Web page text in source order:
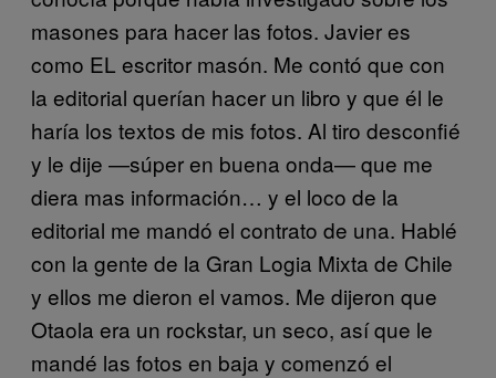
masones para hacer las fotos. Javier es
como EL escritor masón. Me contó que con
la editorial querían hacer un libro y que él le
haría los textos de mis fotos. Al tiro desconfié
y le dije —súper en buena onda— que me
diera mas información… y el loco de la
editorial me mandó el contrato de una. Hablé
con la gente de la Gran Logia Mixta de Chile
y ellos me dieron el vamos. Me dijeron que
Otaola era un rockstar, un seco, así que le
mandé las fotos en baja y comenzó el